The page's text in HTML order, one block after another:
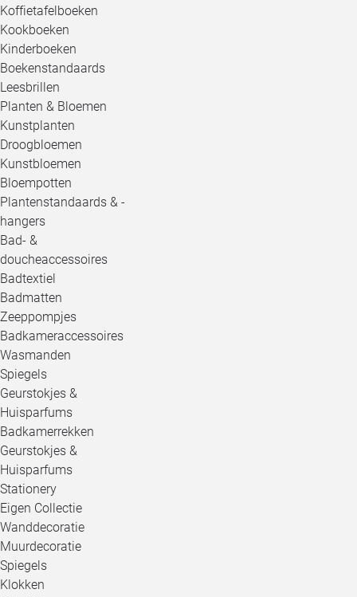
Koffietafelboeken
Kookboeken
Kinderboeken
Boekenstandaards
Leesbrillen
Planten & Bloemen
Kunstplanten
Droogbloemen
Kunstbloemen
Bloempotten
Plantenstandaards & -
hangers
Bad- &
doucheaccessoires
Badtextiel
Badmatten
Zeeppompjes
Badkameraccessoires
Wasmanden
Spiegels
Geurstokjes &
Huisparfums
Badkamerrekken
Geurstokjes &
Huisparfums
Stationery
Eigen Collectie
Wanddecoratie
Muurdecoratie
Spiegels
Klokken